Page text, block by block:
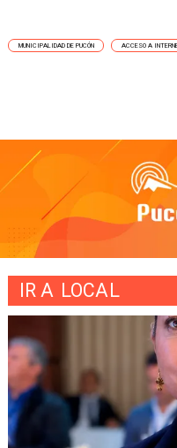
MUNICIPALIDAD DE PUCÓN ACCESO A
IR A LOCAL